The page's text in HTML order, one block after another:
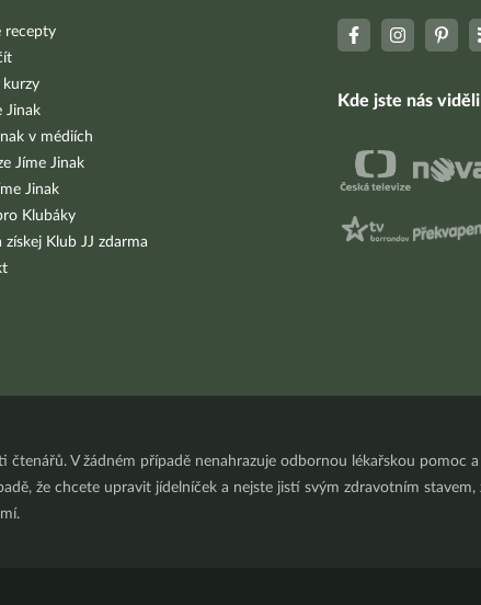
recepty
kurzy
Jinak
v médiích
Jíme Jinak
Jinak
Klubáky
získej Klub JJ zdarma
Kde jste nás viděli
V žádném případě nenahrazuje odbornou lékařskou pomoc
že chcete upravit jídelníček a nejste jistí svým zdravotním